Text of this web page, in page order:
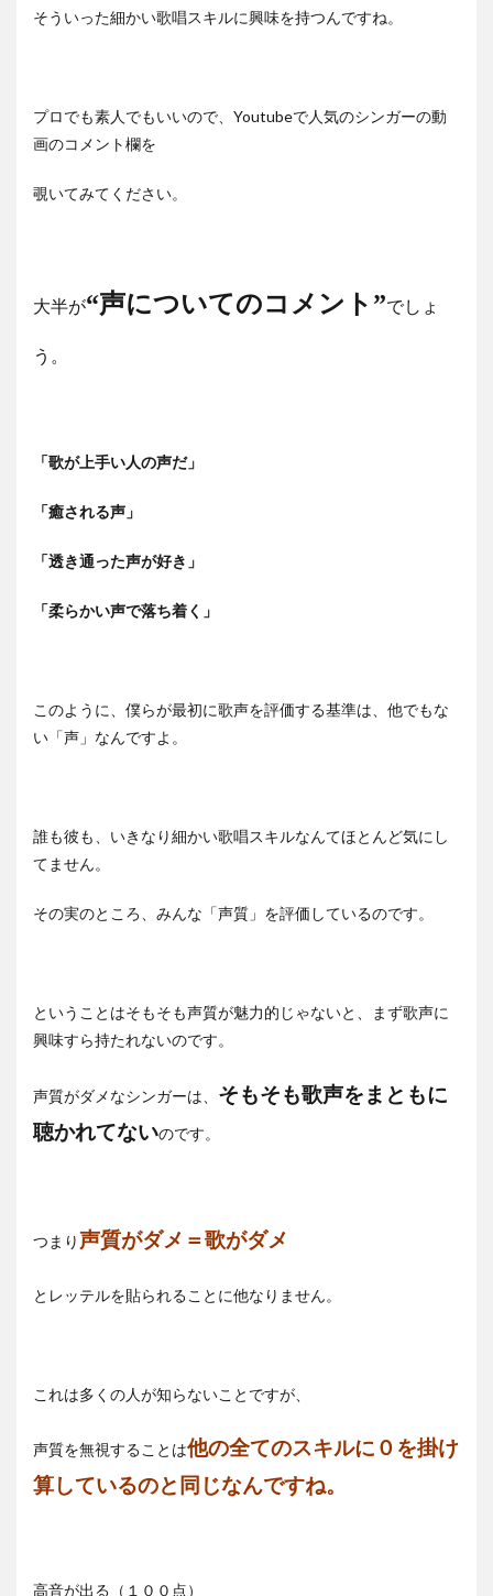
そういった細かい歌唱スキルに興味を持つんですね。
プロでも素人でもいいので、Youtubeで人気のシンガーの動
画のコメント欄を
覗いてみてください。
大半が“声についてのコメント”でしょ
う。
「歌が上手い人の声だ」
「癒される声」
「透き通った声が好き」
「柔らかい声で落ち着く」
このように、僕らが最初に歌声を評価する基準は、他でもな
い「声」なんですよ。
誰も彼も、いきなり細かい歌唱スキルなんてほとんど気にし
てません。
その実のところ、みんな「声質」を評価しているのです。
ということはそもそも声質が魅力的じゃないと、まず歌声に
興味すら持たれないのです。
声質がダメなシンガーは、 そもそも歌声をまともに
聴かれてないのです。
つまり声質がダメ＝歌がダメ
とレッテルを貼られることに他なりません。
これは多くの人が知らないことですが、
声質を無視することは他の全てのスキルに０を掛け
算しているのと同じなんですね。
高音が出る（１００点）